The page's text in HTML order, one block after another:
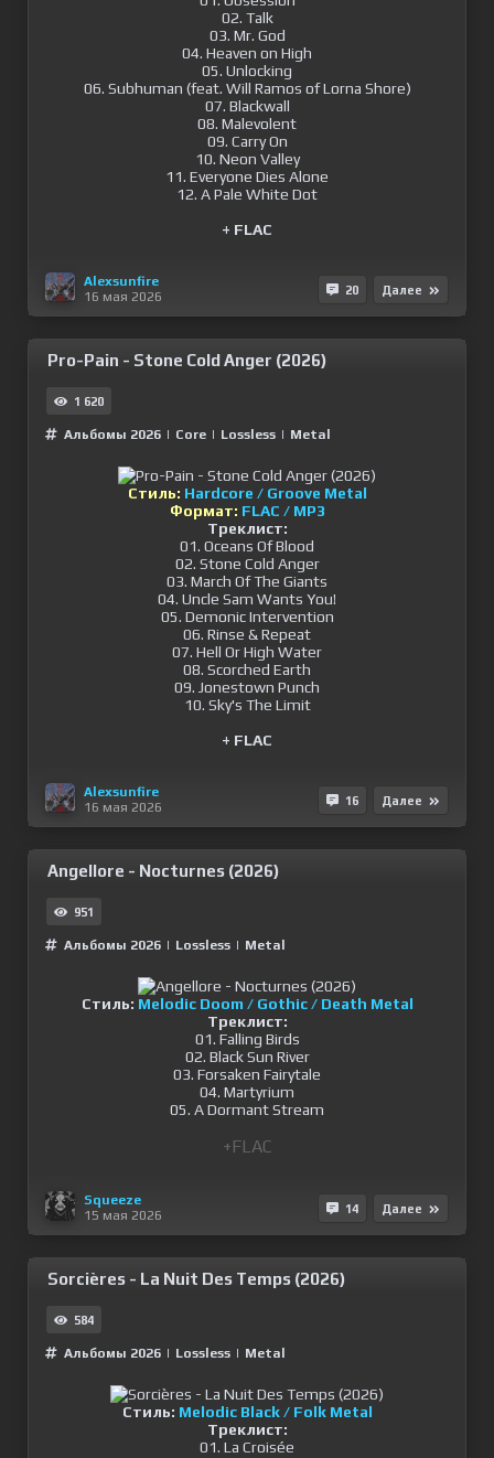
02. Talk
03. Mr. God
04. Heaven on High
05. Unlocking
06. Subhuman (feat. Will Ramos of Lorna Shore)
07. Blackwall
08. Malevolent
09. Carry On
10. Neon Valley
11. Everyone Dies Alone
12. A Pale White Dot
+ FLAC
Alexsunfire
16 мая 2026
20 Далее
Pro-Pain - Stone Cold Anger (2026)
1 620
Альбомы 2026 | Сore | Lossless | Metal
Стиль: Hardcore / Groove Metal
Формат: FLAC / MP3
Треклист:
01. Oceans Of Blood
02. Stone Cold Anger
03. March Of The Giants
04. Uncle Sam Wants You!
05. Demonic Intervention
06. Rinse & Repeat
07. Hell Or High Water
08. Scorched Earth
09. Jonestown Punch
10. Sky's The Limit
+ FLAC
Alexsunfire
16 мая 2026
16 Далее
Angellore - Nocturnes (2026)
951
Альбомы 2026 | Lossless | Metal
Стиль: Melodic Doom / Gothic / Death Metal
Треклист:
01. Falling Birds
02. Black Sun River
03. Forsaken Fairytale
04. Martyrium
05. A Dormant Stream
+FLAC
Squeeze
15 мая 2026
14 Далее
Sorcières - La Nuit Des Temps (2026)
584
Альбомы 2026 | Lossless | Metal
Стиль: Melodic Black / Folk Metal
Треклист:
01. La Croisée